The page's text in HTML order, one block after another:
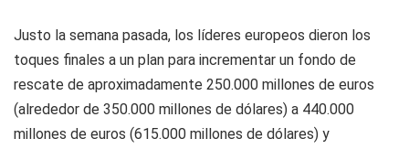
Justo la semana pasada, los líderes europeos dieron los
toques finales a un plan para incrementar un fondo de
rescate de aproximadamente 250.000 millones de euros
(alrededor de 350.000 millones de dólares) a 440.000
millones de euros (615.000 millones de dólares) y